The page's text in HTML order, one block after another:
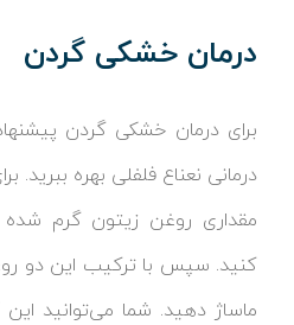
درمان خشکی گردن
برای درمان خشکی گردن
درمانی نعناع فلفلی بهره ببرید.
مقداری روغن زیتون گرم شده
کنید. سپس با ترکیب این دو
ماساژ دهید. شما می‌توانید این